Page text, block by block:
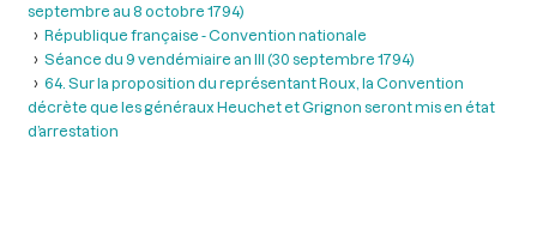
septembre au 8 octobre 1794)
République française - Convention nationale
Séance du 9 vendémiaire an III (30 septembre 1794)
64. Sur la proposition du représentant Roux, la Convention
décrète que les généraux Heuchet et Grignon seront mis en état
d’arrestation